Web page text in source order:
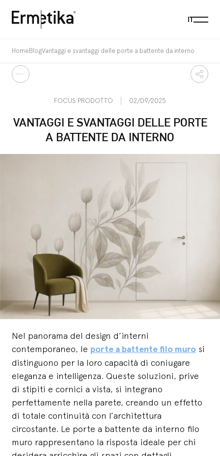
ITMenu
Indietro
Home BlogVantaggi e svantaggi delle porte a battente da interno
FOCUS PRODOTTO 02/09/2025
VANTAGGI E SVANTAGGI DELLE PORTE
A BATTENTE DA INTERNO
Nel panorama del design d’interni
contemporaneo, le porte a battente filo muro si
distinguono per la loro capacità di coniugare
eleganza e intelligenza. Queste soluzioni, prive
di stipiti e cornici a vista, si integrano
perfettamente nella parete, creando un effetto
di totale continuità con l’architettura
circostante. Le porte a battente da interno filo
muro rappresentano la risposta ideale per chi